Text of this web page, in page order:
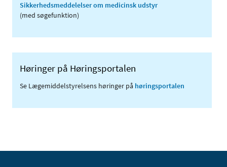
Sikkerhedsmeddelelser om medicinsk udstyr
(med søgefunktion)
Høringer på Høringsportalen
Se Lægemiddelstyrelsens høringer på høringsportalen